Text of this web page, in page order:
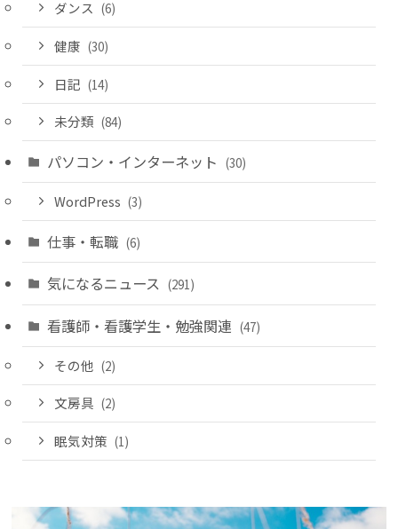
ダンス (6)
健康 (30)
日記 (14)
未分類 (84)
パソコン・インターネット (30)
WordPress (3)
仕事・転職 (6)
気になるニュース (291)
看護師・看護学生・勉強関連 (47)
その他 (2)
文房具 (2)
眠気対策 (1)